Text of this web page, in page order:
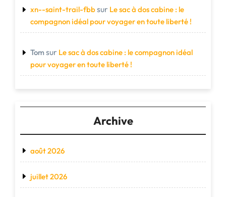
xn--saint-trail-fbbsur Le sac à dos cabine : le
compagnon idéal pour voyager en toute liberté !
Tom sur Le sac à dos cabine : le compagnon idéal
pour voyager en toute liberté !
Archive
août 2026
juillet 2026